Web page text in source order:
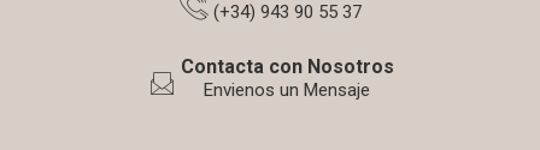
(+34) 943 90 55 37
Contacta con Nosotros
Envienos un Mensaje